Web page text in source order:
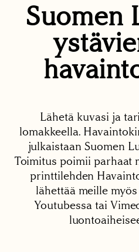
Suomen
Lähetä kuvasi ja
lomakkeella.
julkaistaan Suomen
Toimitus poimii parhaat
printtilehden
lähettää meille
Youtubessa tai